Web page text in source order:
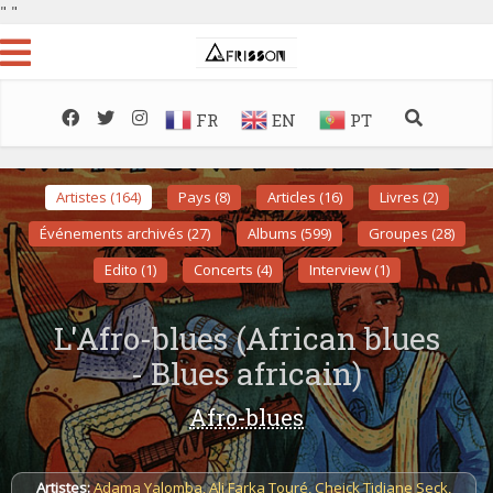
" "
FR EN PT
Artistes (164) Pays (8) Articles (16)
Livres (2)
Événements archivés (27)
Albums (599)
Groupes (28)
Edito (1)
Concerts (4) Interview (1)
L'Afro-blues (African blues
- Blues africain)
Afro-blues
Artistes:Adama Yalomba,Ali Farka Touré,Cheick Tidiane Seck,